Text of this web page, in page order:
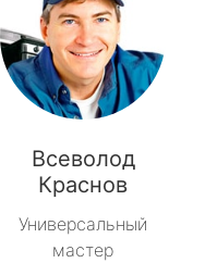
Всеволод
Краснов
Универсальный
мастер